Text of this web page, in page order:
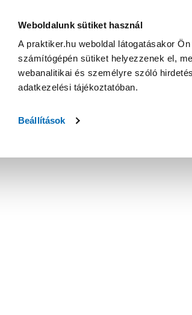
Weboldalunk sütiket használ
A praktiker.hu weboldal látogatásakor
számítógépén sütiket helyezzenek el,
webanalitikai és személyre szóló
adatkezelési tájékoztatóban.
Beállítások
KATEGÓRIÁK
Nyereményjáték Praktiker
db - Zuhanyfüggöny, rúd